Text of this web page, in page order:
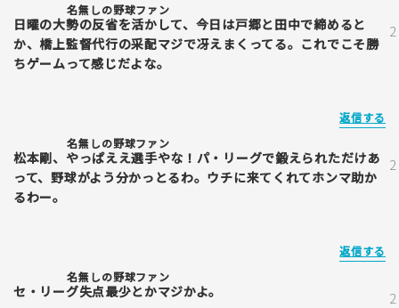
名無しの野球ファン
日曜の大勢の反省を活かして、今日は戸郷と田中で締めると
か、橋上監督代行の采配マジで冴えまくってる。これでこそ勝
ちゲームって感じだよな。
返信する
名無しの野球ファン
松本剛、やっぱええ選手やな！パ・リーグで鍛えられただけあ
って、野球がよう分かっとるわ。ウチに来てくれてホンマ助か
るわー。
返信する
名無しの野球ファン
セ・リーグ失点最少とかマジかよ。